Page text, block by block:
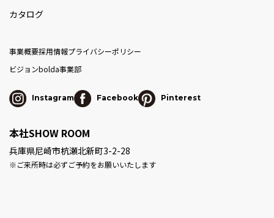
カタログ
事業概要採用情報プライバシーポリシー
ビジョンbolda事業部
Instagram Facebook Pinterest
本社SHOW ROOM
兵庫県尼崎市杭瀬北新町3-2-28
※ご来所時は必ずご予約をお願いいたします